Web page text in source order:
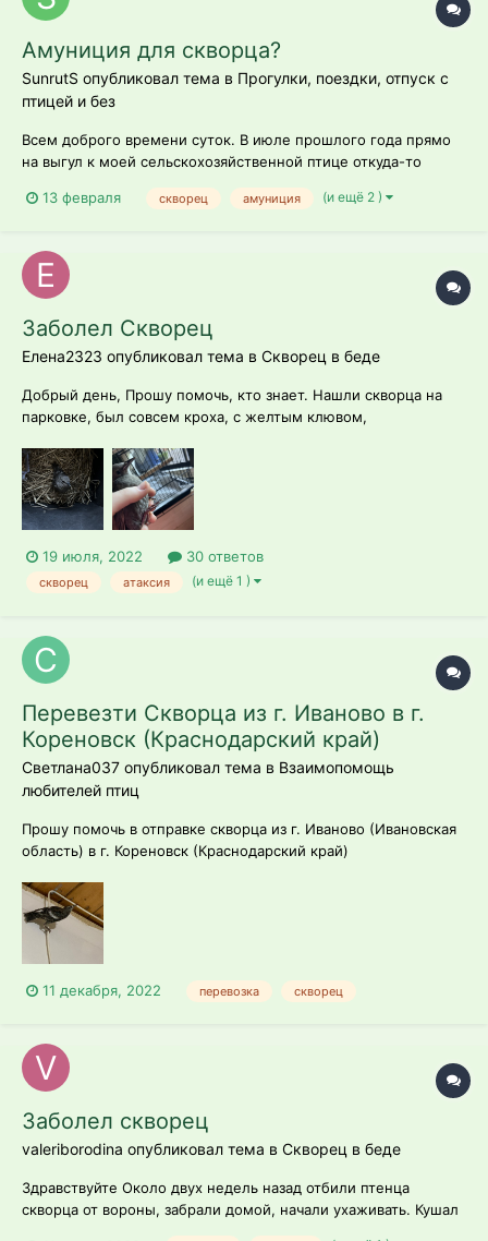
Амуниция для скворца?
SunrutS опубликовал тема в Прогулки, поездки, отпуск с
птицей и без
Всем доброго времени суток. В июле прошлого года прямо
на выгул к моей сельскохозяйственной птице откуда-то
был достаточно истощенным, киль торчал. Конечно же, я его
нескольких дней...
13 февраля скворец амуниция (и ещё 2 )
Заболел Скворец
Елена2323 опубликовал тема в Скворец в беде
Добрый день, Прошу помочь, кто знает. Нашли скворца на
парковке, был совсем кроха, с желтым клювом,
червей, обычных. Красных и зофобусов, ел охотно, начал
летать, но обнаружили проблему с лапкой, хромает на неё,
был активный,...
19 июля, 2022 30 ответов
скворец атаксия (и ещё 1 )
Перевезти Скворца из г. Иваново в г.
Кореновск (Краснодарский край)
Светлана037 опубликовал тема в Взаимопомощь
любителей птиц
Прошу помочь в отправке скворца из г. Иваново (Ивановская
область) в г. Кореновск (Краснодарский край)
11 декабря, 2022 перевозка скворец
Заболел скворец
valeriborodina опубликовал тема в Скворец в беде
Здравствуйте Около двух недель назад отбили птенца
скворца от вороны, забрали домой, начали ухаживать. Кушал